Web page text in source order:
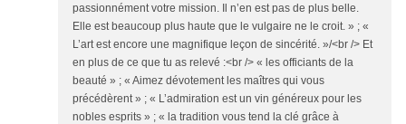
passionnément votre mission. Il n’en est pas de plus belle.
Elle est beaucoup plus haute que le vulgaire ne le croit. » ; «
L’art est encore une magnifique leçon de sincérité. »/<br /> Et
en plus de ce que tu as relevé :<br /> « les officiants de la
beauté » ; « Aimez dévotement les maîtres qui vous
précédèrent » ; « L’admiration est un vin généreux pour les
nobles esprits » ; « la tradition vous tend la clé grâce à